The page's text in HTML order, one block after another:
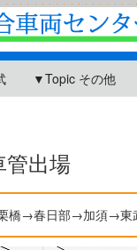
▼Topic その他
管出場
橋→春日部→加須→東